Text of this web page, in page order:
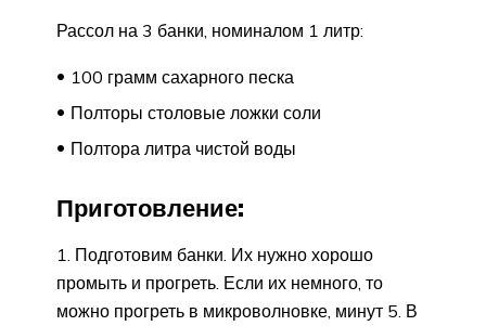
Рассол на 3 банки, номиналом 1 литр:
100 грамм сахарного песка
Полторы столовые ложки соли
Полтора литра чистой воды
Приготовление:
1. Подготовим банки. Их нужно хорошо
промыть и прогреть. Если их немного, то
можно прогреть в микроволновке, минут 5. В